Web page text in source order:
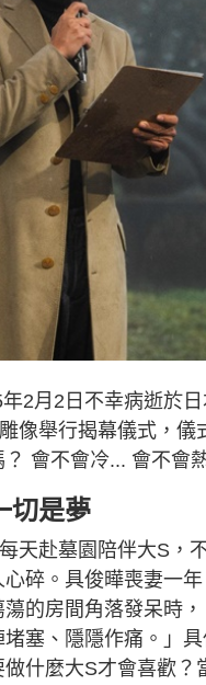
2月2日不幸病逝於
像舉行揭幕儀式，
會不會冷... 會不會
切是夢
天赴墓園陪伴大S，
碎。具俊曄喪妻一
蕩的房間角落發呆時
塞、隱隱作痛。」
什麼大S才會喜歡